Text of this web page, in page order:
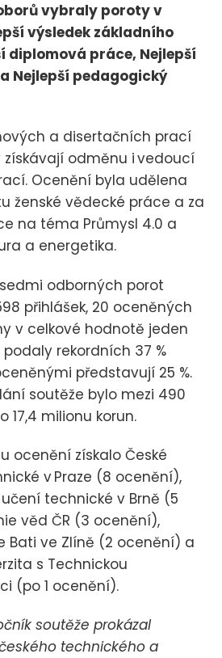
vybraly poroty v
výsledek základního
diplomová práce, Nejlepší
Nejlepší pedagogický
a disertačních prací
odměnu i vedoucí
Ocenění byla udělena
ženské vědecké práce a za
na téma Průmysl 4.0 a
a energetika.
odborných porot
přihlášek, 20 oceněných
v celkové hodnotě jeden
podaly rekordních 37 %
představují 25 %.
soutěže bylo mezi 490
17,4 milionu korun.
ocenění získalo České
v Praze (8 ocenění),
technické v Brně (5
věd ČR (3 ocenění),
Bati ve Zlíně (2 ocenění) a
s Technickou
(po 1 ocenění).
soutěže prokázal
technického a